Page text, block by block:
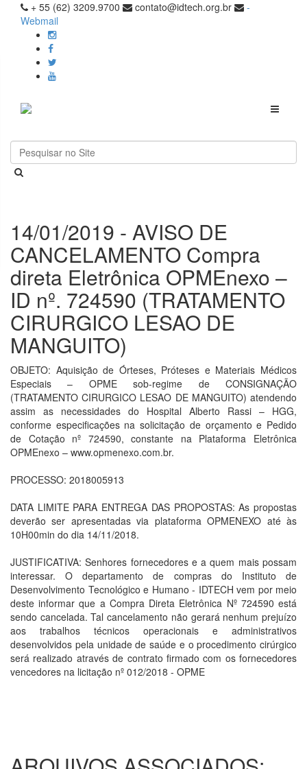
+ 55 (62) 3209.9700 contato@idtech.org.br
-
Webmail
Toggle
14/01/2019 - AVISO DE
CANCELAMENTO Compra
direta Eletrônica OPMEnexo –
ID nº. 724590 (TRATAMENTO
CIRURGICO LESAO DE
MANGUITO)
OBJETO: Aquisição de Órteses, Próteses e Materiais Médicos
Especiais – OPME sob-regime de CONSIGNAÇÃO
(TRATAMENTO CIRURGICO LESAO DE MANGUITO) atendendo
assim as necessidades do Hospital Alberto Rassi – HGG,
conforme especificações na solicitação de orçamento e Pedido
de Cotação nº 724590, constante na Plataforma Eletrônica
OPMEnexo – www.opmenexo.com.br.
PROCESSO: 2018005913
DATA LIMITE PARA ENTREGA DAS PROPOSTAS: As propostas
deverão ser apresentadas via plataforma OPMENEXO até às
10H00min do dia 14/11/2018.
JUSTIFICATIVA: Senhores fornecedores e a quem mais possam
interessar. O departamento de compras do Instituto de
Desenvolvimento Tecnológico e Humano - IDTECH vem por meio
deste informar que a Compra Direta Eletrônica Nº 724590 está
sendo cancelada. Tal cancelamento não gerará nenhum prejuízo
aos trabalhos técnicos operacionais e administrativos
desenvolvidos pela unidade de saúde e o procedimento cirúrgico
será realizado através de contrato firmado com os fornecedores
vencedores na licitação nº 012/2018 - OPME